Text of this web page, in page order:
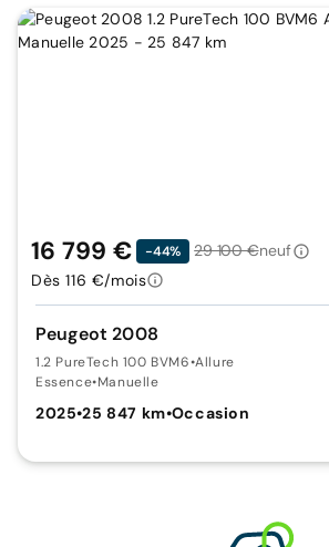
Peugeot 2008
1.2 PureTech 100 BVM6•Allure
Essence•Manuelle
2025•25 847 km•Occasion
16 799 € -44% 29 100 €neuf
Dès 116 €/mois